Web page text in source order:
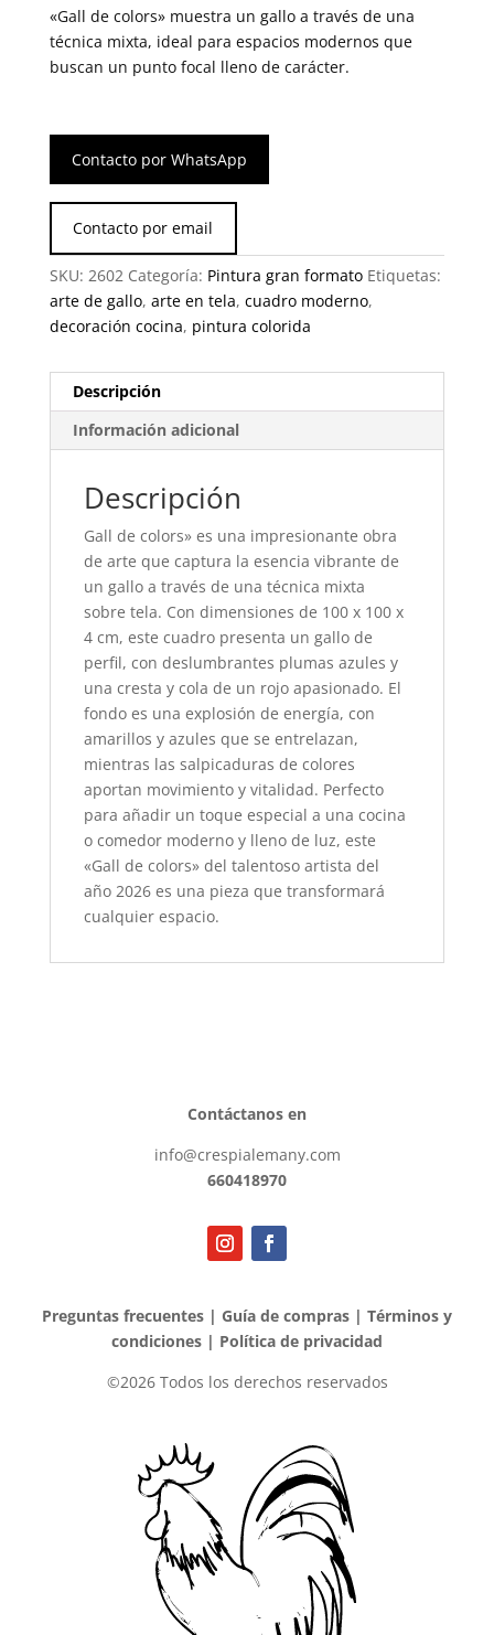
«Gall de colors» muestra un gallo a través de una
técnica mixta, ideal para espacios modernos que
buscan un punto focal lleno de carácter.
Contacto por WhatsApp
Contacto por email
SKU: 2602 Categoría: Pintura gran formato Etiquetas:
arte de gallo, arte en tela, cuadro moderno,
decoración cocina, pintura colorida
Descripción
Información adicional
Descripción
Gall de colors» es una impresionante obra
de arte que captura la esencia vibrante de
un gallo a través de una técnica mixta
sobre tela. Con dimensiones de 100 x 100 x
4 cm, este cuadro presenta un gallo de
perfil, con deslumbrantes plumas azules y
una cresta y cola de un rojo apasionado. El
fondo es una explosión de energía, con
amarillos y azules que se entrelazan,
mientras las salpicaduras de colores
aportan movimiento y vitalidad. Perfecto
para añadir un toque especial a una cocina
o comedor moderno y lleno de luz, este
«Gall de colors» del talentoso artista del
año 2026 es una pieza que transformará
cualquier espacio.
Contáctanos en
info@crespialemany.com
660418970
Preguntas frecuentes | Guía de compras | Términos y
condiciones | Política de privacidad
©2026 Todos los derechos reservados